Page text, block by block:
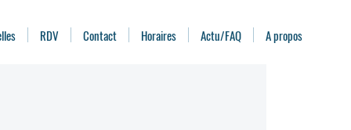
RDV Contact Horaires Actu/FAQ A propos